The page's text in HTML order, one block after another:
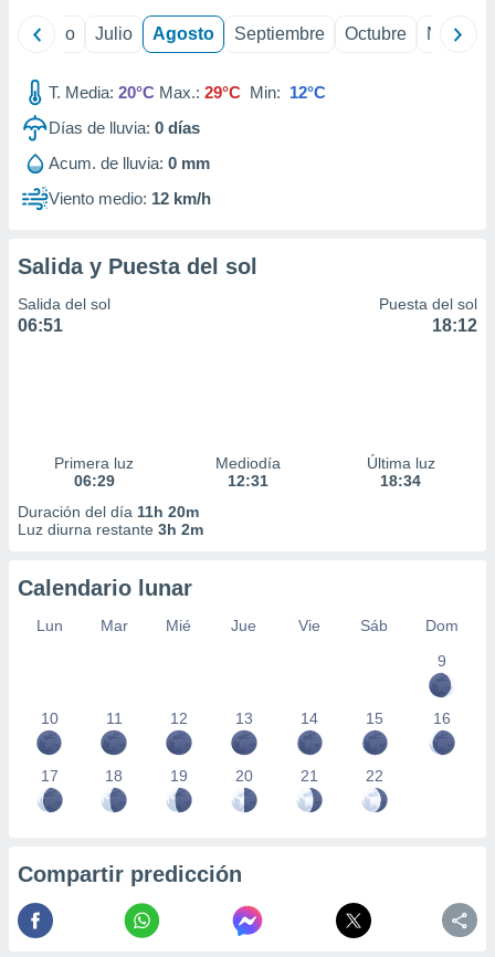
e
mediante
publicidad
de
Junio Julio Agosto Septiembre Octubre
T. Media: 20°C Max.: 29°C Min: 12°C
Días de lluvia: 0 días
Acum. de lluvia: 0 mm
Viento medio: 12 km/h
Salida y Puesta del sol
Salida del sol
06:51
Puesta del sol
18:12
Primera luz
06:29
Mediodía
12:31
Última luz
18:34
Duración del día 11h 20m
Luz diurna restante 3h 2m
Calendario lunar
Lun Mar Mié Jue Vie Sáb
Dom
9
10 11 12 13 14 15 16
17 18 19 20 21 22
Compartir predicción